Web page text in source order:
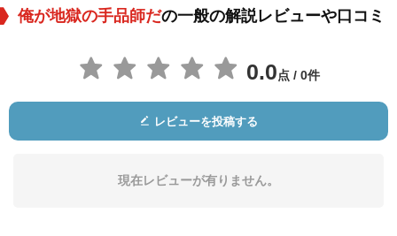
堀正夫
俺が地獄の手品師だの一般の解説レビューや口コミ
0.0点 / 0件
レビューを投稿する
現在レビューが有りません。